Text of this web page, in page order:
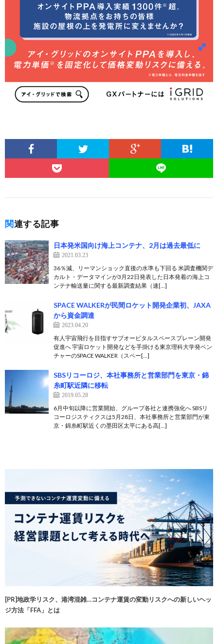
関連する記事
日本発米国向け海上コンテナ、2月は過去最低に
2021.03.23
36％減、リーマンショック直後の水準も下回る 米調査機関デ
カルト・データマインが3月22日発表した日本発着の海上コ
ンテナ輸送量に関する最新調査結果（速[…]
SPACE WALKERが民間ロケット開発企業初、JAXA
から資金調達
2023.04.20
有人宇宙飛行を目指すサブオービタルスペースプレーン開発
促進へ 宇宙ロケット開発などを手掛ける東京理科大学発ベン
チャーのSPACE WALKER（スペー[…]
SBSリコーロジ、本社事務所と営業部門を東京・錦
糸町駅近隣に移転
2019.05.28
6月中旬以降に営業開始、グループ各社と連携強化へ SBSリ
コーロジスティクスは5月28日、本社事務所と営業部門が東
京・錦糸町駅近くの墨田区太平にある高[…]
[PR]地政学リスク、港湾混雑…コンテナ運賃の変動リスクへの新しいヘッ
ジ方法「FFA」とは